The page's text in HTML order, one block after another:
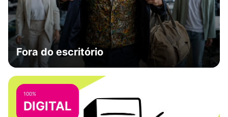
Fora do escritório
100%
DIGITAL